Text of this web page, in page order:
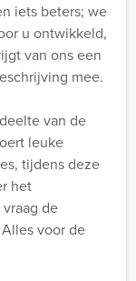
iets beters; we
u ontwikkeld,
van ons een
mee.
van de
leuke
tijdens deze
het
de
voor de